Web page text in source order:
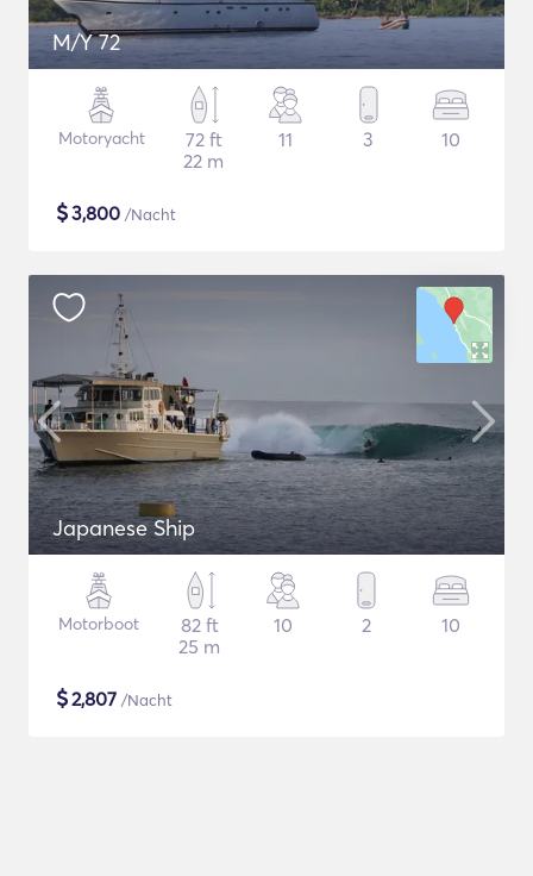
M/Y 72
Motoryacht
72 ft
22 m
11 3 10
$3,800 /Nacht
Japanese Ship
Motorboot
82 ft
25 m
10 2 10
$2,807 /Nacht